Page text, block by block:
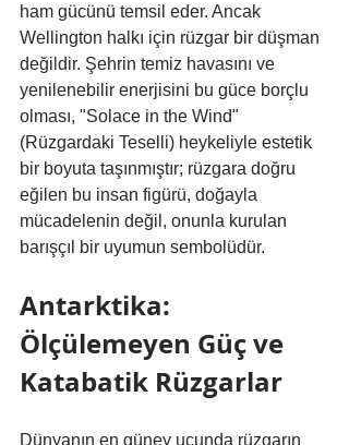
ham gücünü temsil eder. Ancak
Wellington halkı için rüzgar bir düşman
değildir. Şehrin temiz havasını ve
yenilenebilir enerjisini bu güce borçlu
olması, "Solace in the Wind"
(Rüzgardaki Teselli) heykeliyle estetik
bir boyuta taşınmıştır; rüzgara doğru
eğilen bu insan figürü, doğayla
mücadelenin değil, onunla kurulan
barışçıl bir uyumun sembolüdür.
Antarktika:
Ölçülemeyen Güç ve
Katabatik Rüzgarlar
Dünyanın en güney ucunda rüzgarın